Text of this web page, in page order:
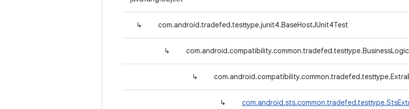
↳ com.android.tradefed.testtype.junit4.BaseHostJUnit4Test
↳
↳
↳